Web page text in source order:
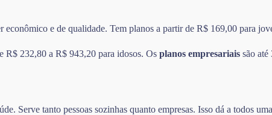
econômico e de qualidade. Tem planos a partir de R$ 169,00 para
R$ 232,80 a R$ 943,20 para idosos. Os planos empresariais são
Serve tanto pessoas sozinhas quanto empresas. Isso dá a todos